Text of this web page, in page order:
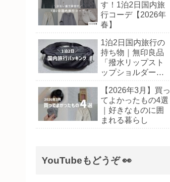
す！1泊2日国内旅
行コーデ【2026年
春】
1泊2日国内旅行の
持ち物｜無印良品
「撥水リップスト
ップショルダーバ
グ！【2026年3月】
【2026年3月】買っ
てよかったもの4選
｜好きなものに囲
まれる暮らし
YouTubeもどうぞ 👀